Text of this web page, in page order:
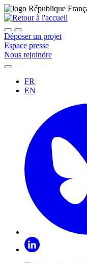
Déposer un projet
Espace presse
Nous rejoindre
FR
EN